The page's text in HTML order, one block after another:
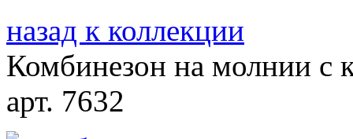
назад к коллекции
Комбинезон на молнии
арт. 7632